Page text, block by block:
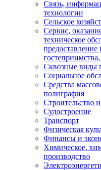
Связь,
технологии
Сельское
Сервис,
техническое
предоставление
Сквозные виды
Социальное
Средства
полиграфия
Строительство
Судостроение
Транспорт
Физическая
Финансы и
Химическое,
производство